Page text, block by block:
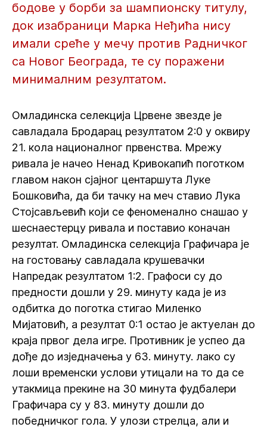
бодове у борби за шампионску титулу,
док изабраници Марка Неђића нису
имали среће у мечу против Радничког
са Новог Београда, те су поражени
минималним резултатом.
Омладинска селекција Црвене звезде је
савладала Бродарац резултатом 2:0 у оквиру
21. кола националног првенства. Мрежу
ривала је начео Ненад Кривокапић поготком
главом након сјајног центаршута Луке
Бошковића, да би тачку на меч ставио Лука
Стојсављевић који се феноменално снашао у
шеснаестерцу ривала и поставио коначан
резултат. Омладинска селекција Графичара је
на гостовању савладала крушевачки
Напредак резултатом 1:2. Графоси су до
предности дошли у 29. минуту када је из
одбитка до поготка стигао Миленко
Мијатовић, а резултат 0:1 остао је актуелан до
краја првог дела игре. Противник је успео да
дође до изједначења у 63. минуту. лако су
лоши временски услови утицали на то да се
утакмица прекине на 30 минута фудбалери
Графичара су у 83. минуту дошли до
победничког гола. У улози стрелца, али и